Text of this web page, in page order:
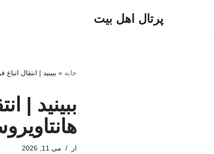
پرتال اهل بیت
خانه » ببینید | انتقال
ببینید |
از می 11, 2026